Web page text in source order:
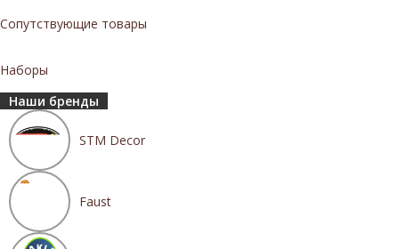
Сопутствующие товары
Наборы
Наши бренды
STM Decor
Faust